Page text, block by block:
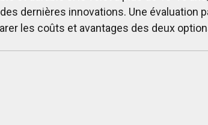
dernières innovations. Une évaluation
les coûts et avantages des deux